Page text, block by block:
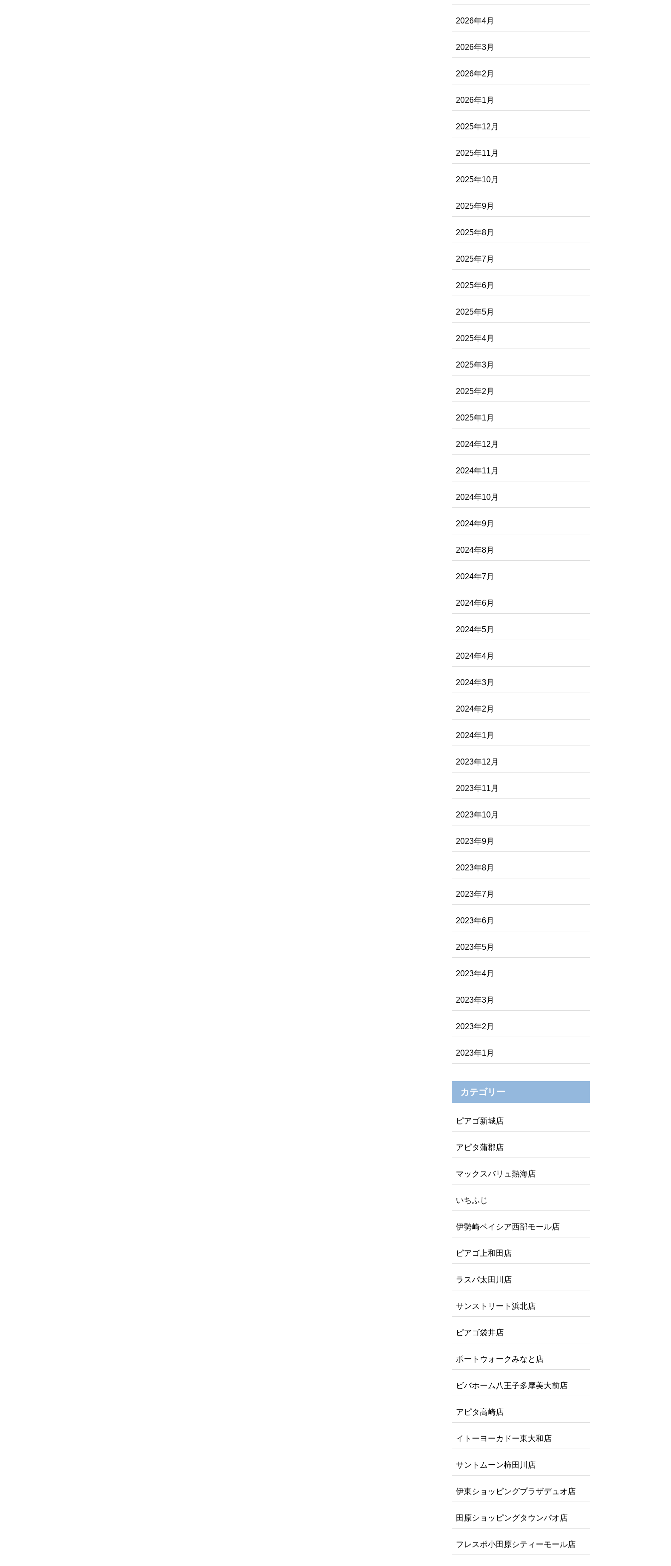
2026年4月
2026年3月
2026年2月
2026年1月
2025年12月
2025年11月
2025年10月
2025年9月
2025年8月
2025年7月
2025年6月
2025年5月
2025年4月
2025年3月
2025年2月
2025年1月
2024年12月
2024年11月
2024年10月
2024年9月
2024年8月
2024年7月
2024年6月
2024年5月
2024年4月
2024年3月
2024年2月
2024年1月
2023年12月
2023年11月
2023年10月
2023年9月
2023年8月
2023年7月
2023年6月
2023年5月
2023年4月
2023年3月
2023年2月
2023年1月
カテゴリー
ピアゴ新城店
アピタ蒲郡店
マックスバリュ熱海店
いちふじ
伊勢崎ベイシア西部モール店
ピアゴ上和田店
ラスパ太田川店
サンストリート浜北店
ピアゴ袋井店
ポートウォークみなと店
ビバホーム八王子多摩美大前店
アピタ高崎店
イトーヨーカドー東大和店
サントムーン柿田川店
伊東ショッピングプラザデュオ店
田原ショッピングタウンパオ店
フレスポ小田原シティーモール店